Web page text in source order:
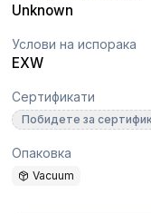
Unknown
Услови на испорака
EXW
Сертификати
Побидете за
Опаковка
Vacuum